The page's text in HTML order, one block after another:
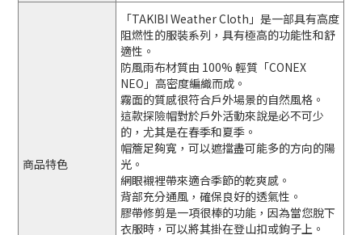
商品特色
「TAKIBI Weather Cloth」是一部具有高度
阻燃性的服裝系列，具有極高的功能性和舒
適性。
防風雨布材質由 100% 輕質「CONEX
NEO」高密度編織而成。
霧面的質感很符合戶外場景的自然風格。
這款探險帽對於戶外活動來說是必不可少
的，尤其是在春季和夏季。
帽簷足夠寬，可以遮擋盡可能多的方向的陽
光。
網眼襯裡帶來適合季節的乾爽感。
背部充分通風，確保良好的透氣性。
膠帶修剪是一項很棒的功能，因為當您脫下
衣服時，可以將其掛在登山扣或鉤子上。